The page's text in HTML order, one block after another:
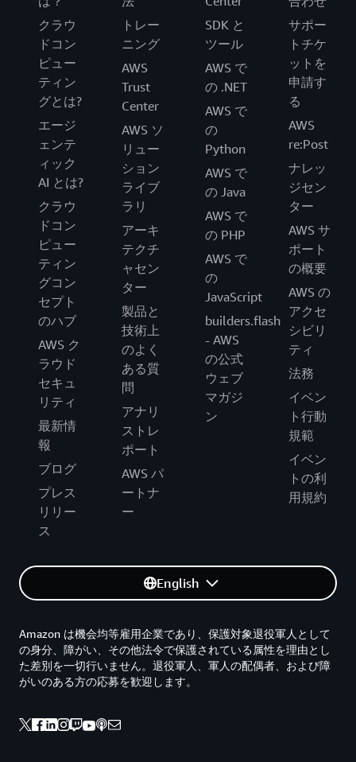
クラウ
ドコン
ピュー
ティン
グとは?
エージ
ェンテ
ィック
AI とは?
クラウ
ドコン
ピュー
ティン
グコン
セプト
のハブ
AWS ク
ラウド
セキュ
リティ
最新情
報
ブログ
プレス
リリー
ス
トレー
ニング
AWS
Trust
Center
AWS ソ
リュー
ション
ライブ
ラリ
アーキ
テクチ
ャセン
ター
製品と
技術上
のよく
ある質
問
アナリ
ストレ
ポート
AWS パ
ートナ
ー
SDK と
ツール
AWS で
の .NET
AWS で
の
Python
AWS で
の Java
AWS で
の PHP
AWS で
の
JavaScript
builders.flash
- AWS
の公式
ウェブ
マガジ
ン
サポー
トチケ
ットを
申請す
る
AWS
re:Post
ナレッ
ジセン
ター
AWS サ
ポート
の概要
AWS の
アクセ
シビリ
ティ
法務
イベン
ト行動
規範
イベン
トの利
用規約
English
Amazon は機会均等雇用企業であり、保護対象退役軍人として
の身分、障がい、その他法令で保護されている属性を理由とし
た差別を一切行いません。退役軍人、軍人の配偶者、および障
がいのある方の応募を歓迎します。